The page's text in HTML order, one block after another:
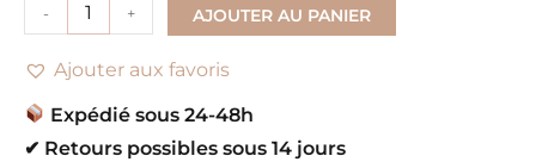
- + AJOUTER AU PANIER
Ajouter aux favoris
Expédié sous 24-48h
✔ Retours possibles sous 14 jours